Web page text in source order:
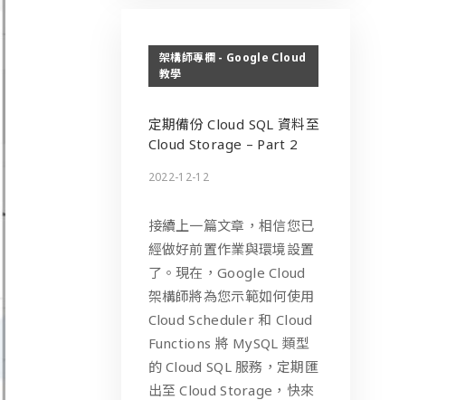
架構師專欄 - Google Cloud
教學
定期備份 Cloud SQL 資料至
Cloud Storage – Part 2
2022-12-12
接續上一篇文章，相信您已
經做好前置作業與環境設置
了。現在，Google Cloud
架構師將為您示範如何使用
Cloud Scheduler 和 Cloud
Functions 將 MySQL 類型
的 Cloud SQL 服務，定期匯
出至 Cloud Storage，快來